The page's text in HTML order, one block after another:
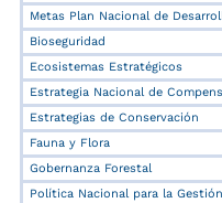
Metas Plan Nacional de
Bioseguridad
Ecosistemas Estratégicos
Estrategia Nacional de
Estrategias de Conservación
Fauna y Flora
Gobernanza Forestal
Política Nacional para la